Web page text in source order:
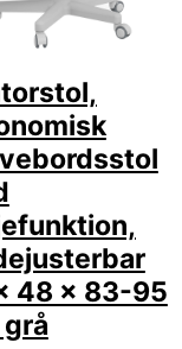
48 x 83-95